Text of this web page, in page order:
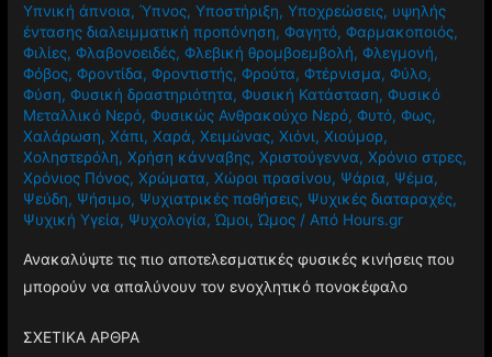
Υπνική άπνοια,Ύπνος,Υποστήριξη,Υποχρεώσεις, υψηλής
έντασης διαλειμματική προπόνηση,Φαγητό,Φαρμακοποιός,
Φιλίες,Φλαβονοειδές,Φλεβική θρομβοεμβολή,Φλεγμονή,
Φόβος,Φροντίδα,Φροντιστής,Φρούτα,Φτέρνισμα,Φύλο,
Φύση,Φυσική δραστηριότητα,Φυσική Κατάσταση,Φυσικό
Μεταλλικό Νερό,Φυσικώς Ανθρακούχο Νερό,Φυτό,Φως,
Χαλάρωση,Χάπι,Χαρά,Χειμώνας,Χιόνι,Χιούμορ,
Χοληστερόλη,Χρήση κάνναβης,Χριστούγεννα,Χρόνιο στρες,
Χρόνιος Πόνος,Χρώματα,Χώροι πρασίνου, Ψάρια, Ψέμα,
Ψεύδη, Ψήσιμο, Ψυχιατρικές παθήσεις, Ψυχικές διαταραχές,
Ψυχική Υγεία, Ψυχολογία,Ώμοι,Ώμος / Από Hours.gr
Ανακαλύψτε τις πιο αποτελεσματικές φυσικές κινήσεις που
μπορούν να απαλύνουν τον ενοχλητικό πονοκέφαλο
ΣΧΕΤΙΚΑ ΑΡΘΡΑ